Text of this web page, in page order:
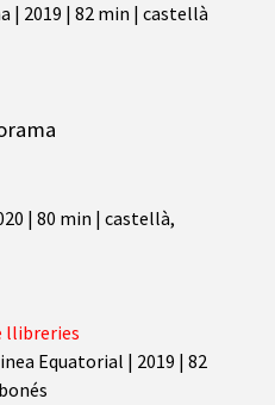
| 2019 | 82 min | castellà
| 80 min | castellà,
llibreries
Equatorial | 2019 | 82